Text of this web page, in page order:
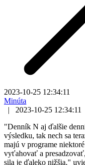
2023-10-25 12:34:11
Minúta
|
2023-10-25 12:34:11
"Denník N aj ďalšie
výsledku, tak nech sa
majú v programe
vyťahovať a
sila je ďaleko nižšia,"